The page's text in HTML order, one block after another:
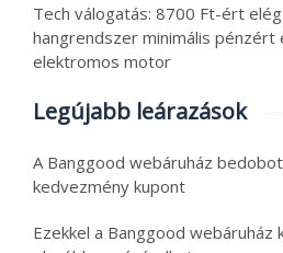
Tech válogatás: 8700 Ft-ért
hangrendszer minimális pénzért
elektromos motor
Legújabb leárazások
A Banggood webáruház
kedvezmény kupont
Ezekkel a Banggood webáruház